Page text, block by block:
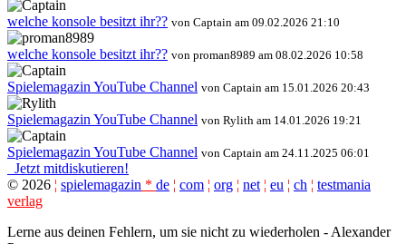
welche konsole besitzt ihr?? von Captain am 09.02.2026 21:10
welche konsole besitzt ihr?? von proman8989 am 08.02.2026 10:58
Spielemagazin YouTube Channel von Captain am 15.01.2026 20:43
Spielemagazin YouTube Channel von Rylith am 14.01.2026 19:21
Spielemagazin YouTube Channel von Captain am 24.11.2025 06:01
Jetzt mitdiskutieren!
© 2026 ¦ spielemagazin * de ¦ com ¦ org ¦ net ¦ eu ¦ ch ¦ testmania
verlag
Lerne aus deinen Fehlern, um sie nicht zu wiederholen - Alexander